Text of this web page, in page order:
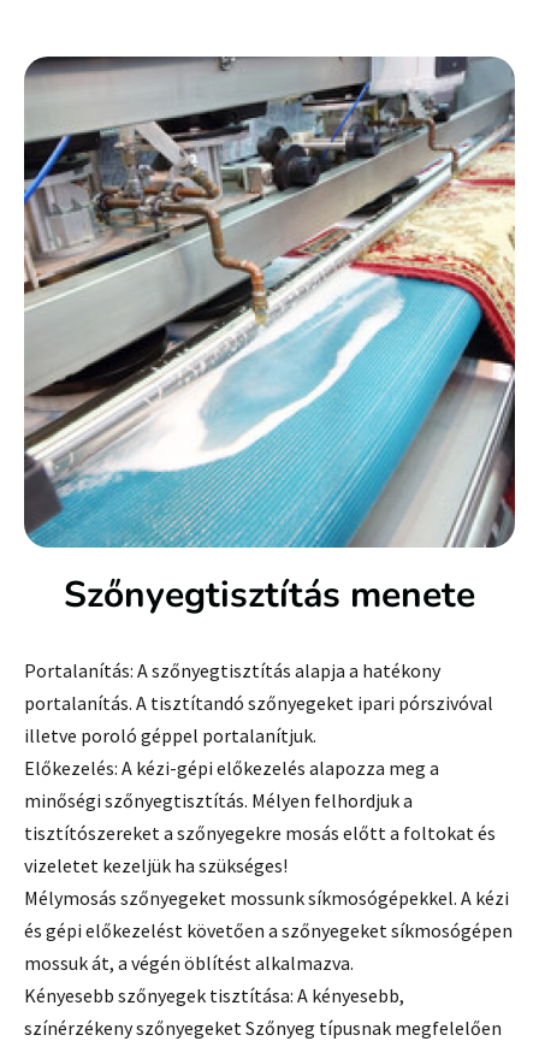
Szőnyegtisztítás menete
Portalanítás: A szőnyegtisztítás alapja a hatékony
portalanítás. A tisztítandó szőnyegeket ipari pórszivóval
illetve poroló géppel portalanítjuk.
Előkezelés: A kézi-gépi előkezelés alapozza meg a
minőségi szőnyegtisztítás. Mélyen felhordjuk a
tisztítószereket a szőnyegekre mosás előtt a foltokat és
vizeletet kezeljük ha szükséges!
Mélymosás szőnyegeket mossunk síkmosógépekkel. A kézi
és gépi előkezelést követően a szőnyegeket síkmosógépen
mossuk át, a végén öblítést alkalmazva.
Kényesebb szőnyegek tisztítása: A kényesebb,
színérzékeny szőnyegeket Szőnyeg típusnak megfelelően